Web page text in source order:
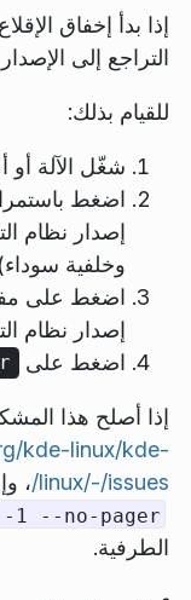
إذا بدأ إخفاق
التراجع إلى
للقيام بذلك:
شغّل الآلة أو
اضغط
إصدار نظام
وخلفية
اضغط على
إصدار نظام
اضغط على
إذا أصلح هذا
kde-linux/kde-
linux/-/issues/ ،
--no-pager
الطرفية.